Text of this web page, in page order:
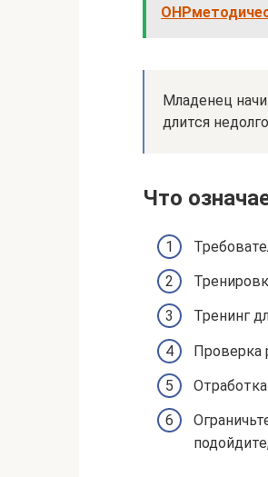
Младенец
длится
Что
Тренинг
Проверка